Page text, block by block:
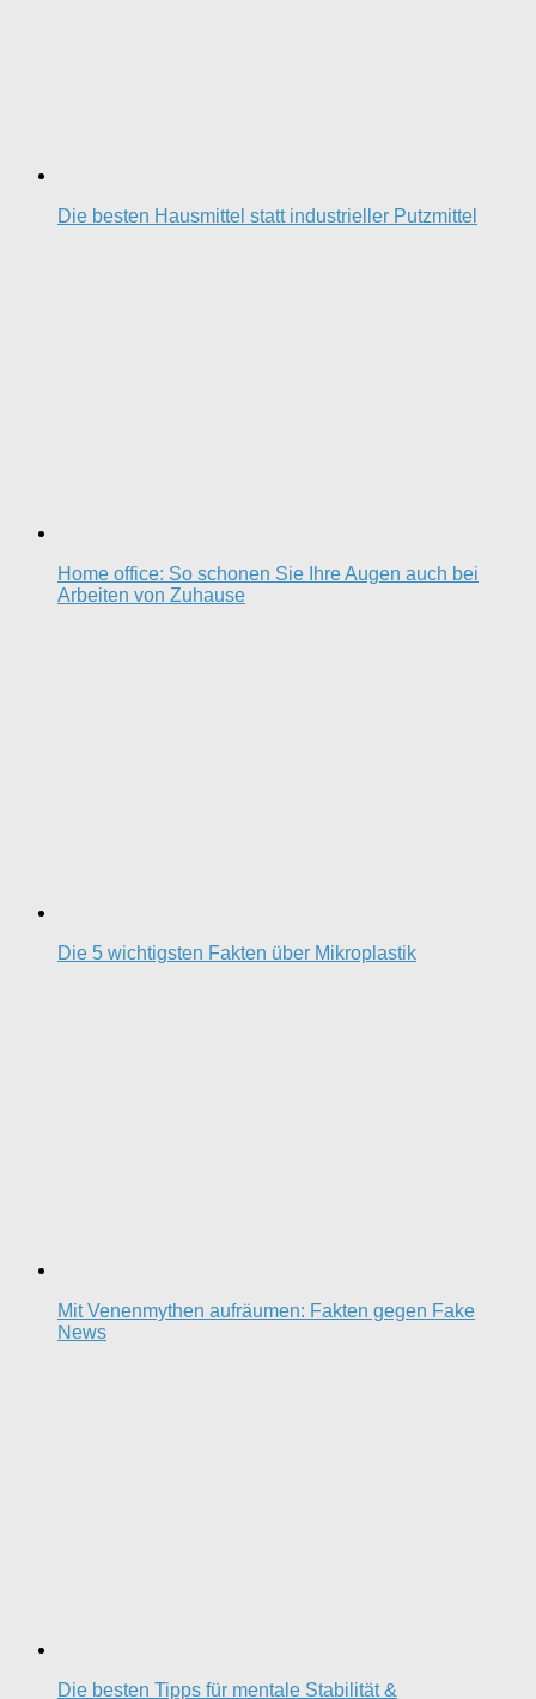
Die besten Hausmittel statt industrieller Putzmittel
Home office: So schonen Sie Ihre Augen auch bei
Arbeiten von Zuhause
Die 5 wichtigsten Fakten über Mikroplastik
Mit Venenmythen aufräumen: Fakten gegen Fake
News
Die besten Tipps für mentale Stabilität &